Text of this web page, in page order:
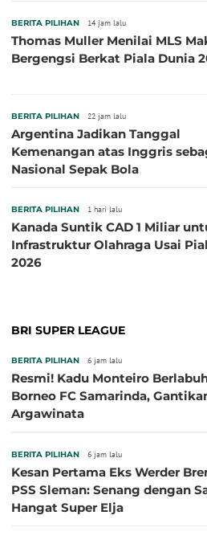
BERITA PILIHAN 14 jam lalu
Thomas Muller Menilai MLS
Bergengsi Berkat Piala Dunia
BERITA PILIHAN 22 jam lalu
Argentina Jadikan Tanggal
Kemenangan atas Inggris
Nasional Sepak Bola
BERITA PILIHAN 1 hari lalu
Kanada Suntik CAD 1 Miliar
Infrastruktur Olahraga Usai
2026
BRI SUPER LEAGUE
BERITA PILIHAN 6 jam lalu
Resmi! Kadu Monteiro
Borneo FC Samarinda,
Argawinata
BERITA PILIHAN 6 jam lalu
Kesan Pertama Eks Werder
PSS Sleman: Senang dengan
Hangat Super Elja